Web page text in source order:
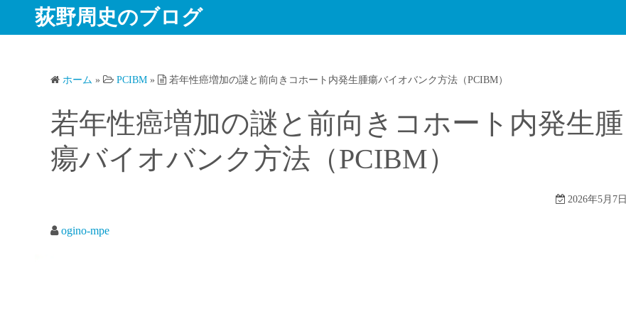
荻野周史のブログ
ホーム » PCIBM » 若年性癌増加の謎と前向きコホート内発生腫瘍バイオバンク方法（PCIBM）
若年性癌増加の謎と前向きコホート内発生腫
瘍バイオバンク方法（PCIBM）
2026年5月7日
ogino-mpe